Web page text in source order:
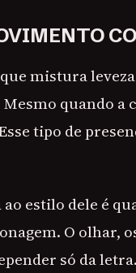
mistura
quando a
tipo de
estilo dele é
O olhar,
só da